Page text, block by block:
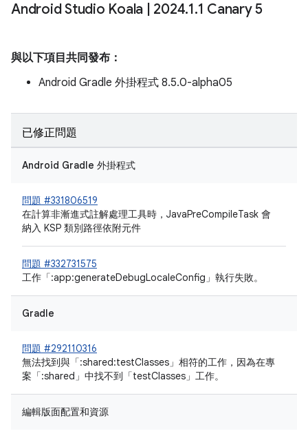
Android Studio Koala 2024.1.1 Canary 5
與以下項目共同發布：
Android Gradle 外掛程式 8.5.0-alpha05
已修正問題
Android Gradle 外掛程式
問題 #331806519
在計算非漸進式註解處理工具時，JavaPreCompileTask 會
納入 KSP 類別路徑依附元件
問題 #332731575
工作「:app:generateDebugLocaleConfig」執行失敗。
Gradle
問題 #292110316
無法找到與「:shared:testClasses」相符的工作，因為在專
案「:shared」中找不到「testClasses」工作。
編輯版面配置和資源